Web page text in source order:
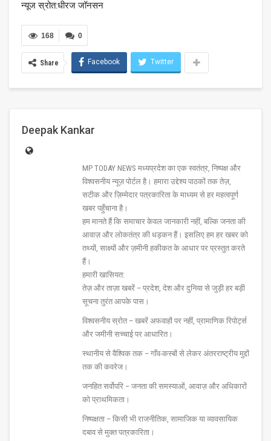
न्यूज स्रोत:धीरज जॉनसन
0
168
Share Facebook Twitter
Deepak Kankar
MP TODAY NEWS मध्यप्रदेश का एक स्वतंत्र, निष्पक्ष और
विश्वसनीय न्यूज़ पोर्टल है। हमारा उद्देश्य पाठकों तक तेज़,
सटीक और ज़िम्मेदार पत्रकारिता के माध्यम से हर महत्वपूर्ण
खबर पहुँचाना है।
हम मानते हैं कि समाचार केवल जानकारी नहीं, बल्कि जनता की
आवाज़ और लोकतंत्र की धड़कन हैं। इसलिए हम हर खबर को
तथ्यों, साक्ष्यों और ज़मीनी हकीकत के आधार पर प्रस्तुत करते
हैं।
हमारी खासियत:
तेज़ और ताज़ा खबरें – प्रदेश, देश और दुनिया से जुड़ी हर बड़ी
सूचना तुरंत आपके पास।
विश्वसनीय स्रोत – खबरें अफवाहों पर नहीं, प्रामाणिक रिपोर्ट्स
और जमीनी सच्चाई पर आधारित।
स्थानीय से वैश्विक तक – गाँव-कस्बों से लेकर अंतरराष्ट्रीय मुद्दों
तक की कवरेज।
जनहित सर्वोपरि – जनता की समस्याओं, आवाज़ और अधिकारों
को प्राथमिकता।
निष्पक्षता – किसी भी राजनीतिक, सामाजिक या व्यावसायिक
दबाव से मुक्त पत्रकारिता।